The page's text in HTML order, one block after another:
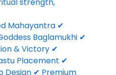
strength,
Mahayantra ✔
Baglamukhi ✔
& Victory ✔
Placement ✔
✔ Premium